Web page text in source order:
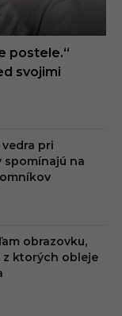
postele.“
svojimi
pri
spomínajú na
obrazovku,
z ktorých obleje